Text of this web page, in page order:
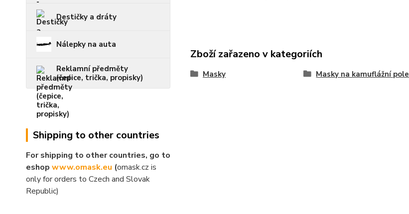
Destičky a dráty
Nálepky na auta
Reklamní předměty
(čepice, trička, propisky)
Shipping to other countries
For shipping to other countries, go to
eshop www.omask.eu (omask.cz is
only for orders to Czech and Slovak
Republic)
Zboží zařazeno v kategoriích
Masky Masky na kamuflážní pole